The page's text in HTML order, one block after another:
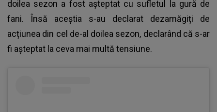
doilea sezon a fost așteptat cu sufletul la gură de
fani. Însă aceștia s-au declarat dezamăgiți de
acțiunea din cel de-al doilea sezon, declarând că s-ar
fi așteptat la ceva mai multă tensiune.